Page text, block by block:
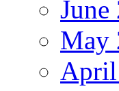
June
May